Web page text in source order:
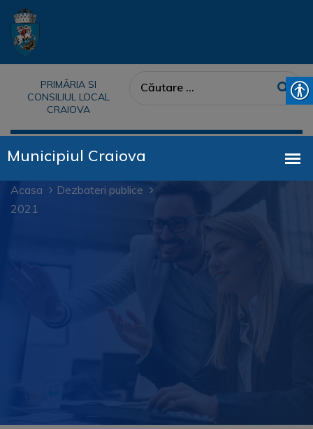
PRIMĂRIA SI
CONSILIUL LOCAL
CRAIOVA
Acasa
Dezbateri publice
2021